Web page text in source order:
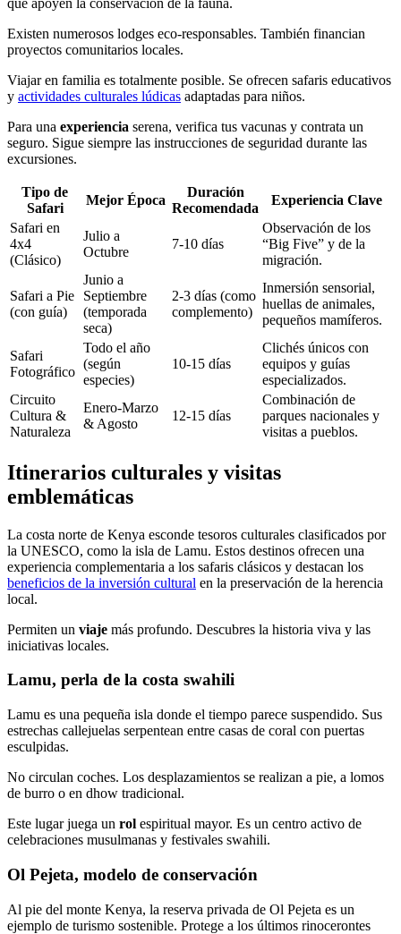
Existen numerosos lodges eco-responsables. También financian
proyectos comunitarios locales.
Viajar en familia es totalmente posible. Se ofrecen safaris educativos
y actividades culturales lúdicas adaptadas para niños.
Para una experiencia serena, verifica tus vacunas y contrata un
seguro. Sigue siempre las instrucciones de seguridad durante las
excursiones.
Tipo de
Safari
Mejor Época
Duración
Recomendada
Experiencia Clave
Safari en
4x4
(Clásico)
Julio a
Octubre
7-10 días
Observación de los
“Big Five” y de la
migración.
Safari a Pie
(con guía)
Junio a
Septiembre
(temporada
seca)
2-3 días (como
complemento)
Inmersión sensorial,
huellas de animales,
pequeños mamíferos.
Safari
Fotográfico
Todo el año
(según
especies)
10-15 días
Clichés únicos con
equipos y guías
especializados.
Circuito
Cultura &
Naturaleza
Enero-Marzo
& Agosto
12-15 días
Combinación de
parques nacionales y
visitas a pueblos.
Itinerarios culturales y visitas
emblemáticas
La costa norte de Kenya esconde tesoros culturales clasificados por
la UNESCO, como la isla de Lamu. Estos destinos ofrecen una
experiencia complementaria a los safaris clásicos y destacan los
beneficios de la inversión cultural en la preservación de la herencia
local.
Permiten un viaje más profundo. Descubres la historia viva y las
iniciativas locales.
Lamu, perla de la costa swahili
Lamu es una pequeña isla donde el tiempo parece suspendido. Sus
estrechas callejuelas serpentean entre casas de coral con puertas
esculpidas.
No circulan coches. Los desplazamientos se realizan a pie, a lomos
de burro o en dhow tradicional.
Este lugar juega un rol espiritual mayor. Es un centro activo de
celebraciones musulmanas y festivales swahili.
Ol Pejeta, modelo de conservación
Al pie del monte Kenya, la reserva privada de Ol Pejeta es un
ejemplo de turismo sostenible. Protege a los últimos rinocerontes